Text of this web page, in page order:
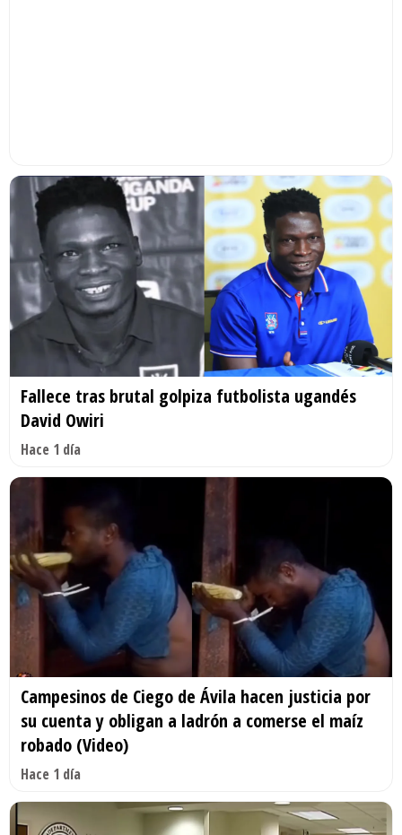
Fallece tras brutal golpiza futbolista ugandés
David Owiri
Hace 1 día
Campesinos de Ciego de Ávila hacen justicia por
su cuenta y obligan a ladrón a comerse el maíz
robado (Video)
Hace 1 día